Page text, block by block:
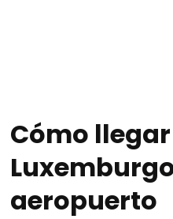
Cómo
aeropuerto